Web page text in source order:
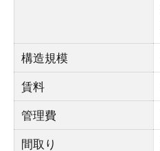
構造規模
賃料
管理費
間取り